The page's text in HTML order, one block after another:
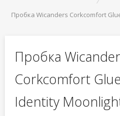
Пробка Wicanders Corkcomfort
Пробка
Corkcomfort
Identity